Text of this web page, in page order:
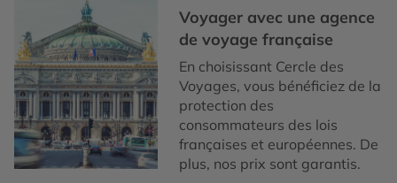
Voyager avec une agence
de voyage française
En choisissant Cercle des
Voyages, vous bénéficiez de la
protection des
consommateurs des lois
françaises et européennes. De
plus, nos prix sont garantis.